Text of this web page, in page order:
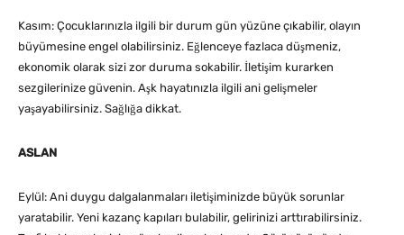
Kasım: Çocuklarınızla ilgili bir durum gün yüzüne çıkabilir, olayın
büyümesine engel olabilirsiniz. Eğlenceye fazlaca düşmeniz,
ekonomik olarak sizi zor duruma sokabilir. İletişim kurarken
sezgilerinize güvenin. Aşk hayatınızla ilgili ani gelişmeler
yaşayabilirsiniz. Sağlığa dikkat.
ASLAN
Eylül: Ani duygu dalgalanmaları iletişiminizde büyük sorunlar
yaratabilir. Yeni kazanç kapıları bulabilir, gelirinizi arttırabilirsiniz.